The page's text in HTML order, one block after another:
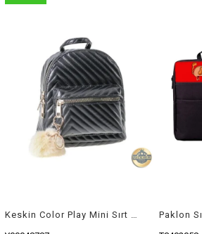
Keskin Color Play Mini Sırt Çantası Black 100801